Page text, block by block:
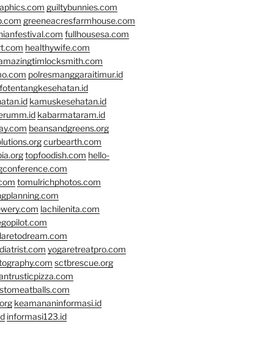
guiltybunnies.com
greeneacresfarmhouse.com
fullhousesa.com
healthywife.com
polresmanggaraitimur.id
kamuskesehatan.id
kabarmataram.id
beansandgreens.org
curbearth.com
topfoodish.com hello-
tomulrichphotos.com
lachilenita.com
yogaretreatpro.com
sctbrescue.org
keamananinformasi.id
informasi123.id